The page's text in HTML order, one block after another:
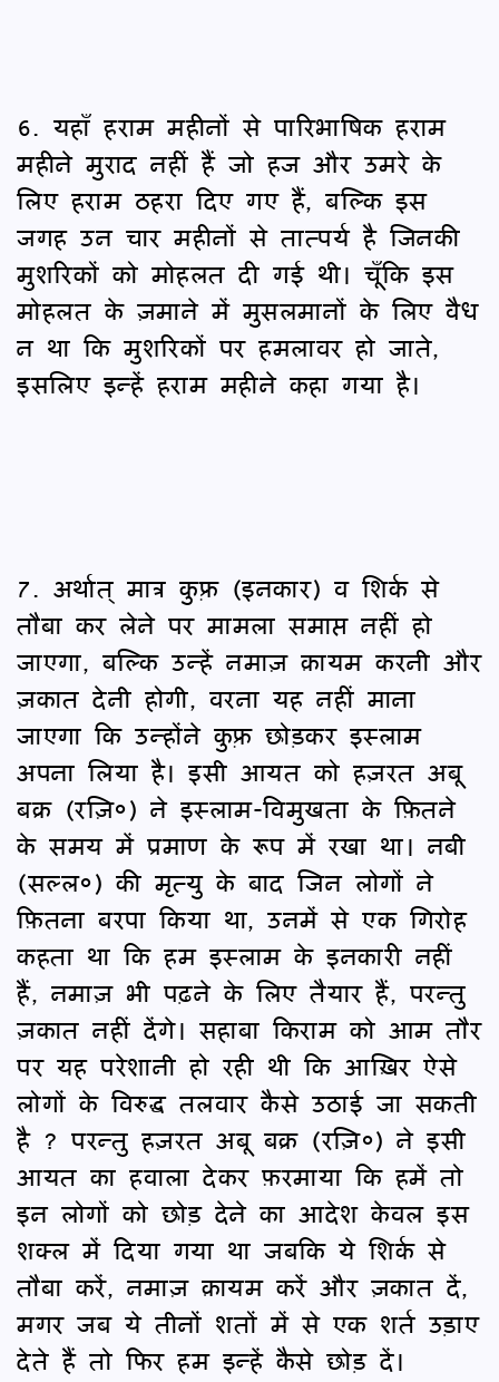
6. यहाँ हराम महीनों से पारिभाषिक हराम
महीने मुराद नहीं हैं जो हज और उमरे के
लिए हराम ठहरा दिए गए हैं, बल्कि इस
जगह उन चार महीनों से तात्पर्य है जिनकी
मुशरिकों को मोहलत दी गई थी। चूँकि इस
मोहलत के ज़माने में मुसलमानों के लिए वैध
न था कि मुशरिकों पर हमलावर हो जाते,
इसलिए इन्हें हराम महीने कहा गया है।
7. अर्थात् मात्र कुफ़्र (इनकार) व शिर्क से
तौबा कर लेने पर मामला समाप्त नहीं हो
जाएगा, बल्कि उन्हें नमाज़ क़ायम करनी और
ज़कात देनी होगी, वरना यह नहीं माना
जाएगा कि उन्होंने कुफ़्र छोड़कर इस्लाम
अपना लिया है। इसी आयत को हज़रत अबू
बक्र (रज़ि०) ने इस्लाम-विमुखता के फ़ितने
के समय में प्रमाण के रूप में रखा था। नबी
(सल्ल०) की मृत्यु के बाद जिन लोगों ने
फ़ितना बरपा किया था, उनमें से एक गिरोह
कहता था कि हम इस्लाम के इनकारी नहीं
हैं, नमाज़ भी पढ़ने के लिए तैयार हैं, परन्तु
ज़कात नहीं देंगे। सहाबा किराम को आम तौर
पर यह परेशानी हो रही थी कि आख़िर ऐसे
लोगों के विरुद्ध तलवार कैसे उठाई जा सकती
है ? परन्तु हज़रत अबू बक्र (रज़ि०) ने इसी
आयत का हवाला देकर फ़रमाया कि हमें तो
इन लोगों को छोड़ देने का आदेश केवल इस
शक्ल में दिया गया था जबकि ये शिर्क से
तौबा करें, नमाज़ क़ायम करें और ज़कात दें,
मगर जब ये तीनों शतों में से एक शर्त उड़ाए
देते हैं तो फिर हम इन्हें कैसे छोड़ दें।